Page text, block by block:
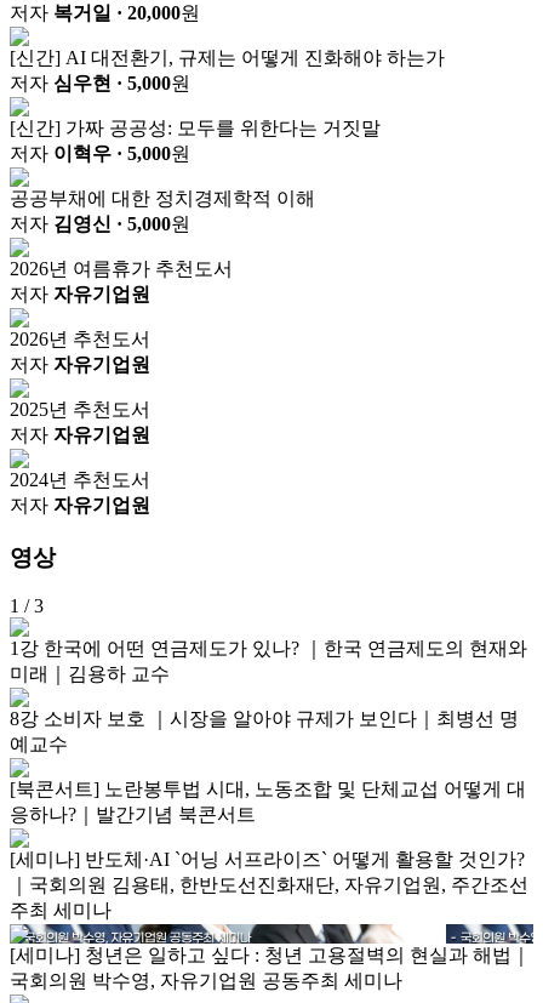
저자 복거일 · 20,000원
[신간] AI 대전환기, 규제는 어떻게 진화해야 하는가
저자 심우현 · 5,000원
[신간] 가짜 공공성: 모두를 위한다는 거짓말
저자 이혁우 · 5,000원
공공부채에 대한 정치경제학적 이해
저자 김영신 · 5,000원
2026년 여름휴가 추천도서
저자 자유기업원
2026년 추천도서
저자 자유기업원
2025년 추천도서
저자 자유기업원
2024년 추천도서
저자 자유기업원
영상
1 / 3
1강 한국에 어떤 연금제도가 있나? ｜한국 연금제도의 현재와
미래｜김용하 교수
8강 소비자 보호 ｜시장을 알아야 규제가 보인다｜최병선 명
예교수
[북콘서트] 노란봉투법 시대, 노동조합 및 단체교섭 어떻게 대
응하나?｜발간기념 북콘서트
[세미나] 반도체·AI `어닝 서프라이즈` 어떻게 활용할 것인가?
｜국회의원 김용태, 한반도선진화재단, 자유기업원, 주간조선
주최 세미나
[세미나] 청년은 일하고 싶다 : 청년 고용절벽의 현실과 해법｜
국회의원 박수영, 자유기업원 공동주최 세미나